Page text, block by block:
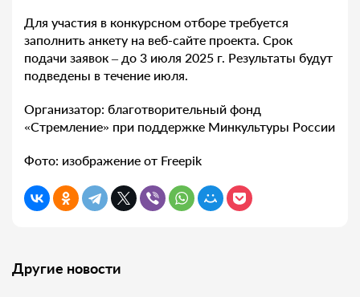
Для участия в конкурсном отборе требуется
заполнить анкету на веб-сайте проекта. Срок
подачи заявок – до 3 июля 2025 г. Результаты будут
подведены в течение июля.
Организатор: благотворительный фонд
«Стремление» при поддержке Минкультуры России
Фото: изображение от Freepik
Другие новости